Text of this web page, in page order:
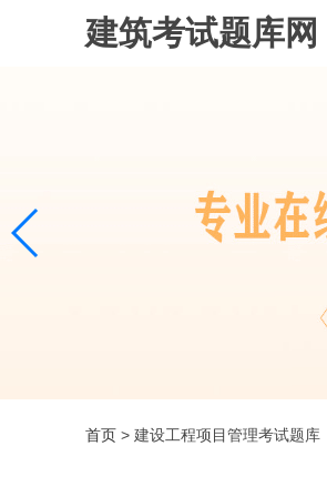
建筑考试题库网
首页 > 建设工程项目管理考试题库